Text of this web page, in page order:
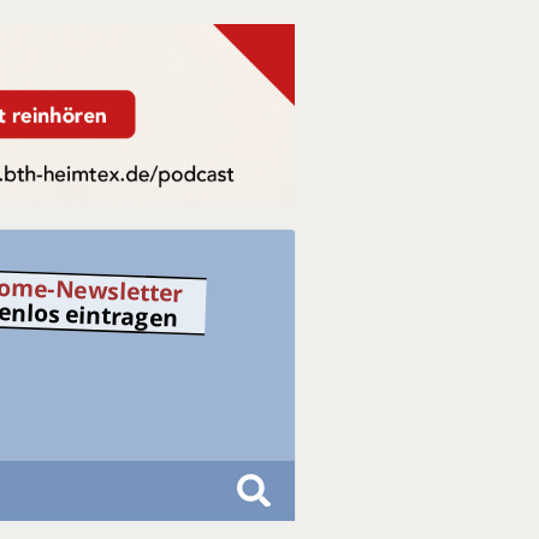
Newsletter
eintragen
S